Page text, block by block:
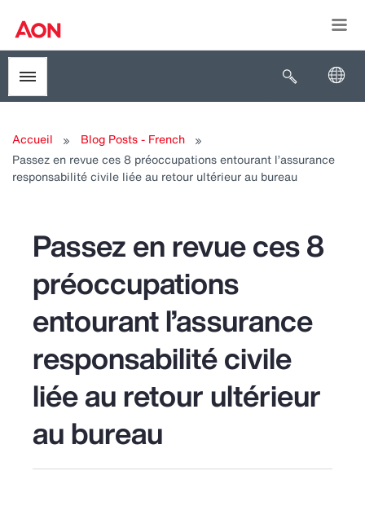
Toggle menubar Open
Accueil
Blog Posts - French
Passez en revue ces 8 préoccupations entourant l’assurance
responsabilité civile liée au retour ultérieur au bureau
Passez en revue ces 8
préoccupations
entourant l’assurance
responsabilité civile
liée au retour ultérieur
au bureau